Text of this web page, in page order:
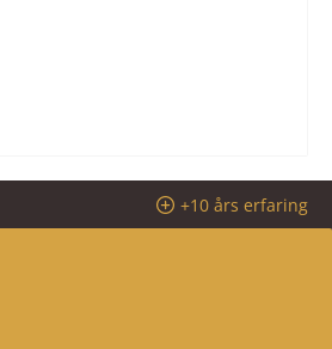
+10 års erfaring